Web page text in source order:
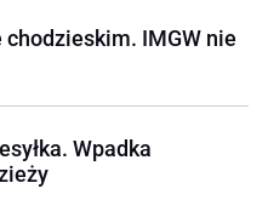
IMGW nie
Wpadka